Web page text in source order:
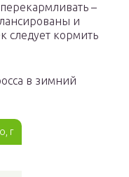
–
и
следует кормить
в зимний
г